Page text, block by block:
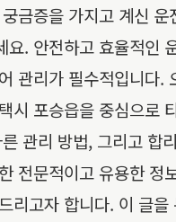
금증을 가지고 계신 운
요. 안전하고 효율적인
관리가 필수적입니다.
시 포승읍을 중심으로
관리 방법, 그리고 합
전문적이고 유용한 정
리고자 합니다. 이 글을